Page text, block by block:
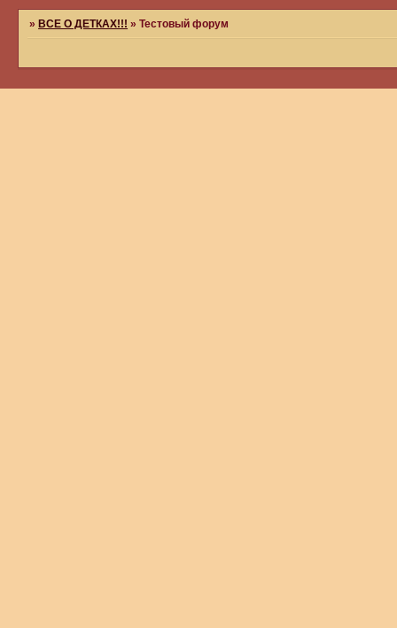
» ВСЕ О ДЕТКАХ!!! »Тестовый форум